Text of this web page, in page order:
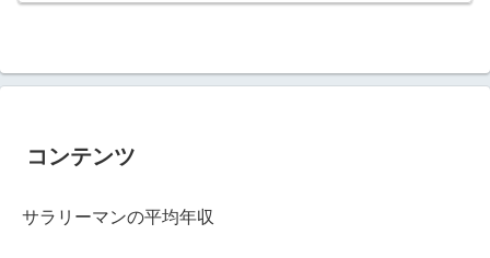
コンテンツ
サラリーマンの平均年収